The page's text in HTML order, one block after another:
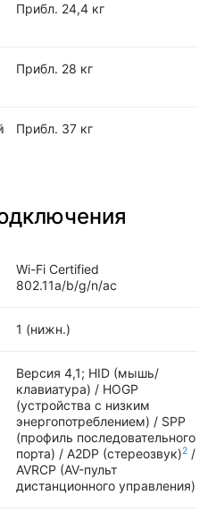
Прибл. 24,4 кг
Прибл. 28 кг
Прибл. 37 кг
Wi-Fi Certified
802.11a/b/g/n/ac
1 (нижн.)
Версия 4,1; HID (мышь/
клавиатура) / HOGP
(устройства с низким
энергопотреблением) / SPP
(профиль последовательного
порта) / A2DP (стереозвук)2 /
AVRCP (AV-пульт
дистанционного управления)